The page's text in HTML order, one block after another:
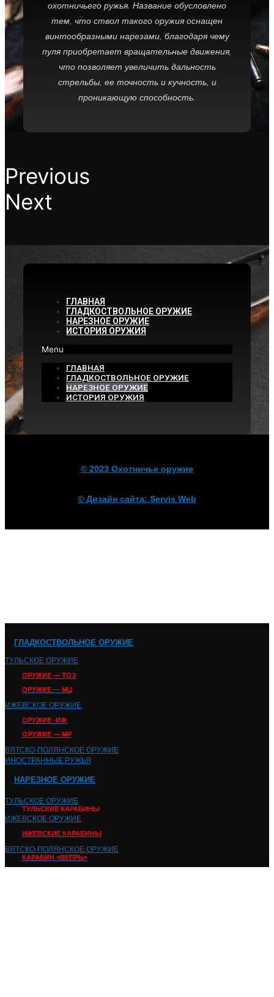
охотничьего ружья. Название обусловлено
тем, что ствол такого оружия оснащен
винтообразными нарезами, благодаря чему
пуля приобретает вращательные движения,
что позволяет увеличить дальность
стрельбы, ее точность и кучность, и
проникающую способность.
Previous
Next
ГЛАВНАЯ
ГЛАДКОСТВОЛЬНОЕ ОРУЖИЕ
НАРЕЗНОЕ ОРУЖИЕ
ИСТОРИЯ ОРУЖИЯ
Menu
ГЛАВНАЯ
ГЛАДКОСТВОЛЬНОЕ ОРУЖИЕ
НАРЕЗНОЕ ОРУЖИЕ
ИСТОРИЯ ОРУЖИЯ
© 2023 Охотничье оружие
© Дизайн сайта: Servis Web
ГЛАДКОСТВОЛЬНОЕ ОРУЖИЕ
ТУЛЬСКОЕ ОРУЖИЕ
ОРУЖИЕ — ТОЗ
ОРУЖИЕ — МЦ
ИЖЕВСКОЕ ОРУЖИЕ
ОРУЖИЕ -ИЖ
ОРУЖИЕ — МР
ВЯТСКО-ПОЛЯНСКОЕ ОРУЖИЕ
ИНОСТРАННЫЕ РУЖЬЯ
НАРЕЗНОЕ ОРУЖИЕ
ТУЛЬСКОЕ ОРУЖИЕ
ТУЛЬСКИЕ КАРАБИНЫ
ИЖЕВСКОЕ ОРУЖИЕ
ИЖЕВСКИЕ КАРАБИНЫ
ВЯТСКО-ПОЛЯНСКОЕ ОРУЖИЕ
КАРАБИН «ВЕПРЬ»